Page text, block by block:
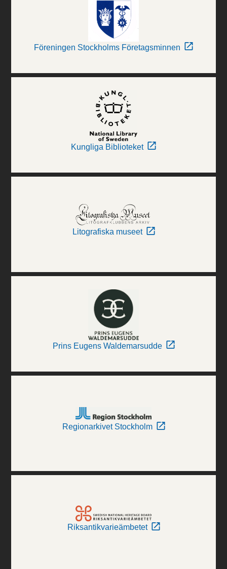
Föreningen Stockholms Företagsminnen
Kungliga Biblioteket
Litografiska museet
Prins Eugens Waldemarsudde
Regionarkivet Stockholm
Riksantikvarieämbetet